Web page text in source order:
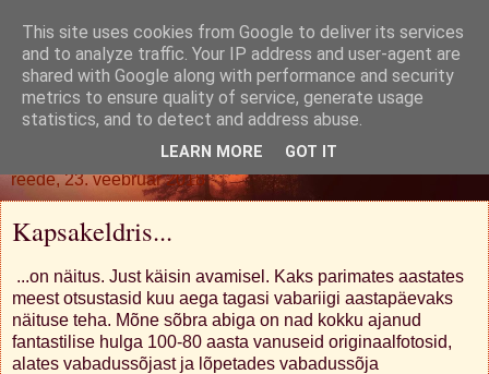
Oh. Jah. Muidugi.
reede, 23. veebruar 2018
Kapsakeldris...
...on näitus. Just käisin avamisel. Kaks parimates aastates
meest otsustasid kuu aega tagasi vabariigi aastapäevaks
näituse teha. Mõne sõbra abiga on nad kokku ajanud
fantastilise hulga 100-80 aasta vanuseid originaalfotosid,
alates vabadussõjast ja lõpetades vabadussõja
This site uses cookies from Google to deliver its services
and to analyze traffic. Your IP address and user-agent are
shared with Google along with performance and security
metrics to ensure quality of service, generate usage
statistics, and to detect and address abuse.
LEARN MORE GOT IT